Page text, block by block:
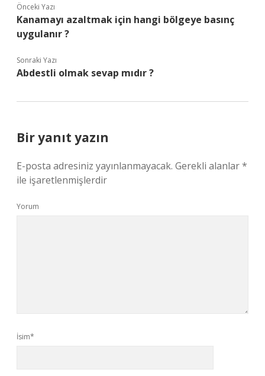
Önceki Yazı
Kanamayı azaltmak için hangi bölgeye basınç
uygulanır ?
Sonraki Yazı
Abdestli olmak sevap mıdır ?
Bir yanıt yazın
E-posta adresiniz yayınlanmayacak. Gerekli alanlar*
ile işaretlenmişlerdir
Yorum
İsim*